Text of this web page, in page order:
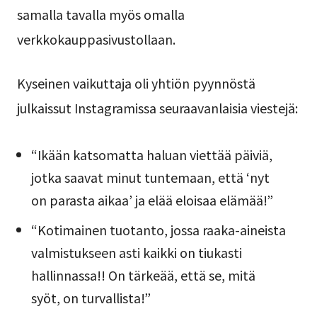
samalla tavalla myös omalla
verkkokauppasivustollaan.
Kyseinen vaikuttaja oli yhtiön pyynnöstä
julkaissut Instagramissa seuraavanlaisia viestejä:
“Ikään katsomatta haluan viettää päiviä,
jotka saavat minut tuntemaan, että ‘nyt
on parasta aikaa’ ja elää eloisaa elämää!”
“Kotimainen tuotanto, jossa raaka-aineista
valmistukseen asti kaikki on tiukasti
hallinnassa!! On tärkeää, että se, mitä
syöt, on turvallista!”